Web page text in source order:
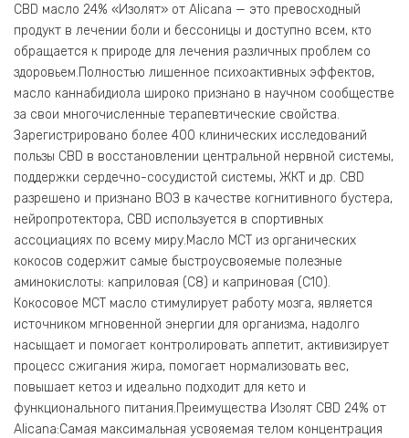
CBD масло 24% «Изолят» от Alicana — это превосходный
продукт в лечении боли и бессоницы и доступно всем, кто
обращается к природе для лечения различных проблем со
здоровьем.Полностью лишенное психоактивных эффектов,
масло каннабидиола широко признано в научном сообществе
за свои многочисленные терапевтические свойства.
Зарегистрировано более 400 клинических исследований
пользы CBD в восстановлении центральной нервной системы,
поддержки сердечно-сосудистой системы, ЖКТ и др. CBD
разрешено и признано ВОЗ в качестве когнитивного бустера,
нейропротектора, CBD используется в спортивных
ассоциациях по всему миру.Масло МСТ из органических
кокосов содержит самые быстроусвояемые полезные
аминокислоты: каприловая (С8) и каприновая (С10).
Кокосовое МСТ масло стимулирует работу мозга, является
источником мгновенной энергии для организма, надолго
насыщает и помогает контролировать аппетит, активизирует
процесс сжигания жира, помогает нормализовать вес,
повышает кетоз и идеально подходит для кето и
функционального питания.Преимущества Изолят CBD 24% от
Alicana:Самая максимальная усвояемая телом концентрация